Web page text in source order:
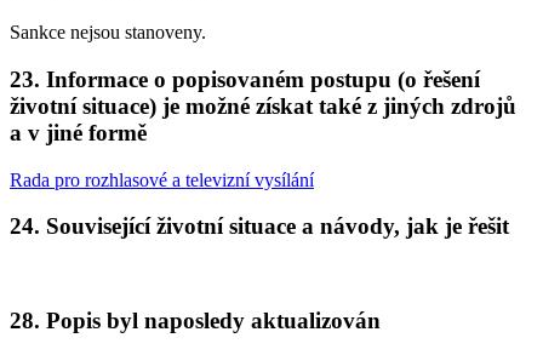
Sankce nejsou stanoveny.
23. Informace o popisovaném postupu (o řešení
životní situace) je možné získat také z jiných zdrojů
a v jiné formě
Rada pro rozhlasové a televizní vysílání
24. Související životní situace a návody, jak je řešit
28. Popis byl naposledy aktualizován